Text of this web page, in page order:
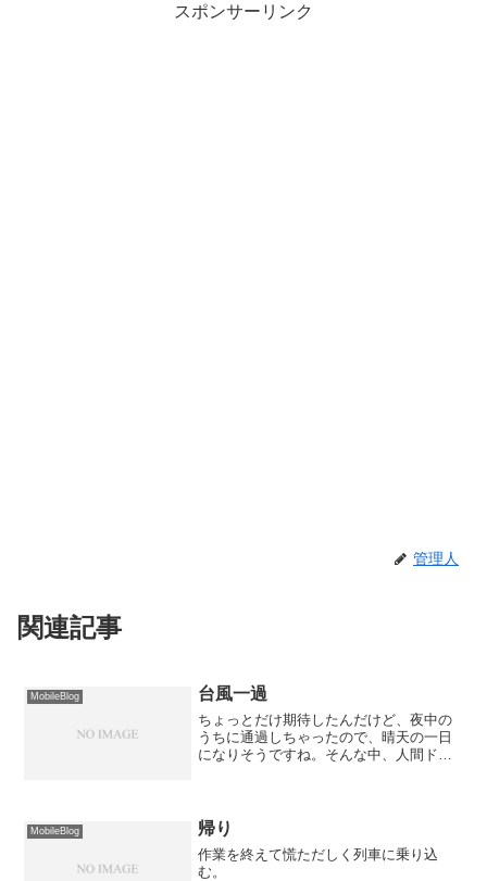
スポンサーリンク
管理人
関連記事
MobileBlog 台風一過
ちょっとだけ期待したんだけど、夜中の
うちに通過しちゃったので、晴天の一日
になりそうですね。そんな中、人間ドッ
MobileBlog 帰り
作業を終えて慌ただしく列車に乗り込
む。